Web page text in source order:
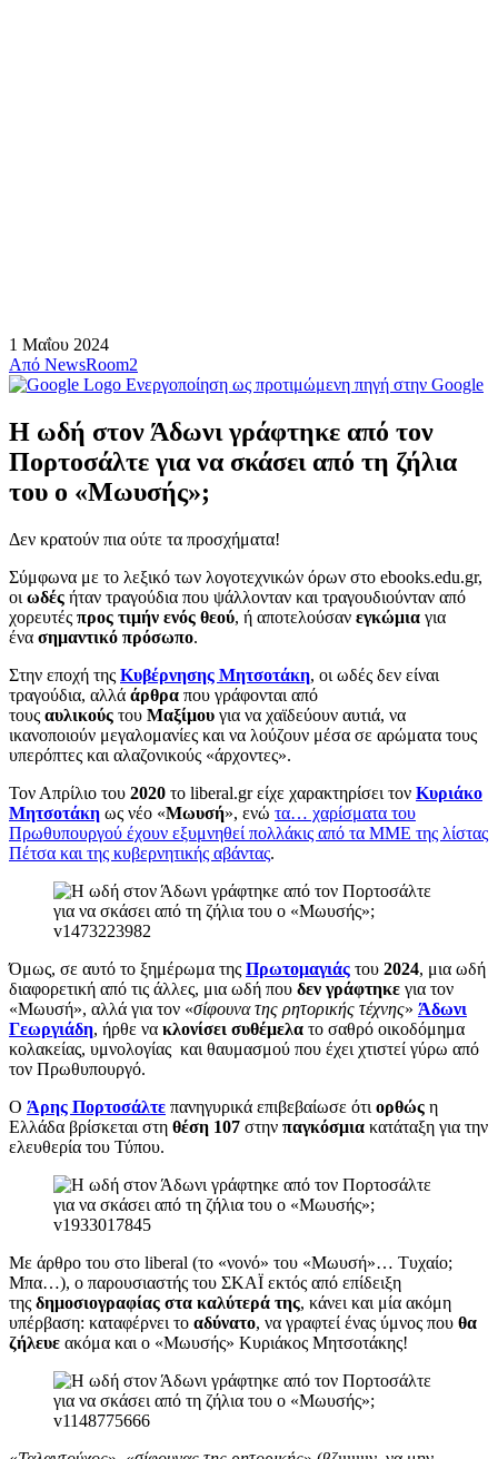
1 Μαΐου 2024
Από NewsRoom2
Ενεργοποίηση ως προτιμώμενη πηγή στην Google
Η ωδή στον Άδωνι γράφτηκε από τον
Πορτοσάλτε για να σκάσει από τη ζήλια
του ο «Μωυσής»;
Δεν κρατούν πια ούτε τα προσχήματα!
Σύμφωνα με το λεξικό των λογοτεχνικών όρων στο ebooks.edu.gr,
οι ωδές ήταν τραγούδια που ψάλλονταν και τραγουδιούνταν από
χορευτές προς τιμήν ενός θεού, ή αποτελούσαν εγκώμια για
ένα σημαντικό πρόσωπο.
Στην εποχή της Κυβέρνησης Μητσοτάκη, οι ωδές δεν είναι
τραγούδια, αλλά άρθρα που γράφονται από
τους αυλικούς του Μαξίμου για να χαϊδεύουν αυτιά, να
ικανοποιούν μεγαλομανίες και να λούζουν μέσα σε αρώματα τους
υπερόπτες και αλαζονικούς «άρχοντες».
Τον Απρίλιο του 2020 το liberal.gr είχε χαρακτηρίσει τον Κυριάκο
Μητσοτάκη ως νέο «Μωυσή», ενώ τα… χαρίσματα του
Πρωθυπουργού έχουν εξυμνηθεί πολλάκις από τα ΜΜΕ της λίστας
Πέτσα και της κυβερνητικής αβάντας.
Όμως, σε αυτό το ξημέρωμα της Πρωτομαγιάς του 2024, μια ωδή
διαφορετική από τις άλλες, μια ωδή που δεν γράφτηκε για τον
«Μωυσή», αλλά για τον «σίφουνα της ρητορικής τέχνης» Άδωνι
Γεωργιάδη, ήρθε να κλονίσει συθέμελα το σαθρό οικοδόμημα
κολακείας, υμνολογίας και θαυμασμού που έχει χτιστεί γύρω από
τον Πρωθυπουργό.
Ο Άρης Πορτοσάλτε πανηγυρικά επιβεβαίωσε ότι ορθώς η
Ελλάδα βρίσκεται στη θέση 107 στην παγκόσμια κατάταξη για την
ελευθερία του Τύπου.
Με άρθρο του στο liberal (το «νονό» του «Μωυσή»… Τυχαίο;
Μπα…), ο παρουσιαστής του ΣΚΑΪ εκτός από επίδειξη
της δημοσιογραφίας στα καλύτερά της, κάνει και μία ακόμη
υπέρβαση: καταφέρνει το αδύνατο, να γραφτεί ένας ύμνος που θα
ζήλευε ακόμα και ο «Μωυσής» Κυριάκος Μητσοτάκης!